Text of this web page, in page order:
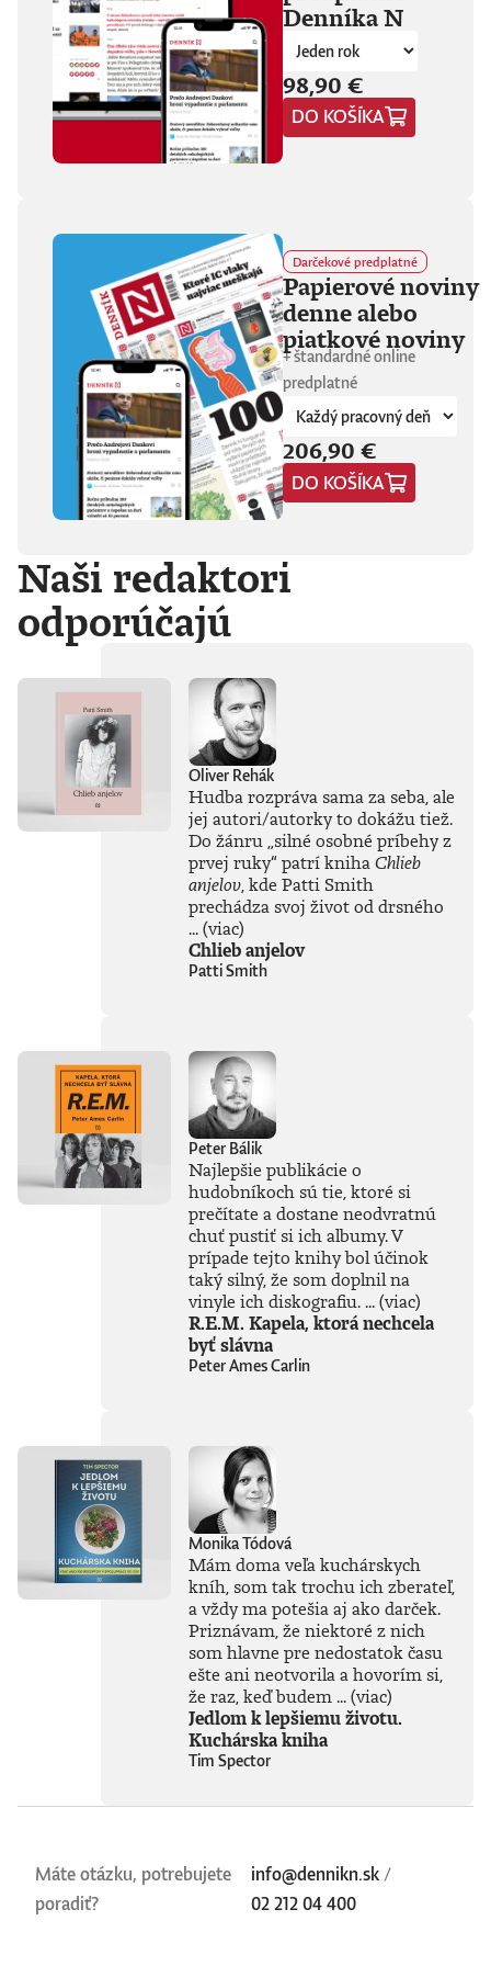
fanúšikovia aj
kritika dávajú palec
hore. Hrá pred
tisíckami ľudí na
festivaloch, vo
vypredaných sálach
aj v malých
punkových
ľudia, ktorí sa
predtým nepoznali,
vedú intenzívny
dialóg o hudbe a
stave sveta. V
štrnástich
tematicky
zameraných
kapitolách príde
okrem iného reč na
punk, trap,
rock’n’roll, Beatles,
Sex Pistols,
Dostojevského,
Hegela, Boha, GG
psychické diagnózy,
lásku, násilie,
rómstvo, working
class, anarchizmus,
okultizmus,
fašizmus, revolúciu,
imagináciu, Garáže,
gitaru, klavír,
mamu, otca aj
brata.Štyri
medzihry vo forme
posluchových
jukeboxov testujú
Denisov hudobný
rozhľad. Body
pozbiera takmer za
všetko.Za rozhovor
s Denisom Bangom
o Beatles, ktorý je
Denníka N
98,90 €
DO KOŠÍKA
Darčekové predplatné
Papierové noviny
denne alebo
piatkové noviny
+ štandardné online
predplatné
206,90 €
DO KOŠÍKA
Naši redaktori
odporúčajú
Oliver Rehák
Hudba rozpráva sama za seba, ale
jej autori/autorky to dokážu tiež.
Do žánru „silné osobné príbehy z
prvej ruky“patrí knihaChlieb
anjelov, kde Patti Smith
prechádza svoj život od drsného
...(viac)
Chlieb anjelov
Patti Smith
Peter Bálik
Najlepšie publikácie o
hudobníkoch sú tie, ktoré si
prečítate a dostane neodvratnú
chuť pustiť si ich albumy. V
prípade tejto knihy bol účinok
taký silný, že som doplnil na
vinyle ich diskografiu. ...(viac)
R.E.M. Kapela, ktorá nechcela
byť slávna
Peter Ames Carlin
Monika Tódová
Mám doma veľa kuchárskych
kníh, som tak trochu ich zberateľ,
a vždy ma potešia aj ako darček.
Priznávam, že niektoré z nich
som hlavne pre nedostatok času
ešte ani neotvorila a hovorím si,
že raz, keď budem ...(viac)
Jedlom k lepšiemu životu.
Kuchárska kniha
Tim Spector
Máte otázku, potrebujete
poradiť?
info@dennikn.sk /
02 212 04 400